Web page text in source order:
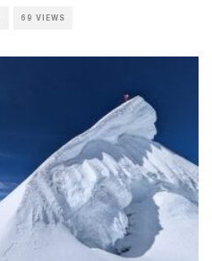
69 VIEWS